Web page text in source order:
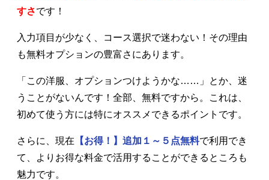
すさです！
入力項目が少なく、コース選択で迷わない！その理由
も無料オプションの豊富さにあります。
「この洋服、オプションつけようかな……」とか、迷
うことがないんです！全部、無料ですから。これは、
初めて使う方には特にオススメできるポイントです。
さらに、現在 【お得！】追加１～５点無料で利用でき
て、よりお得な料金で活用することができるところも
魅力です。